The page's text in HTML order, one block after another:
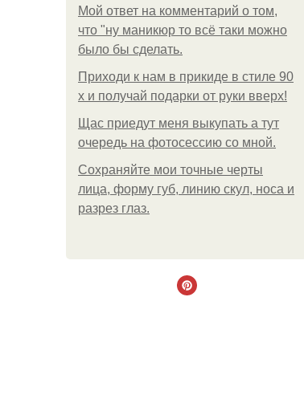
Мой ответ на комментарий о том,
что "ну маникюр то всё таки можно
было бы сделать.
Приходи к нам в прикиде в стиле 90
х и получай подарки от руки вверх!
Щас приедут меня выкупать а тут
очередь на фотосессию со мной.
Сохраняйте мои точные черты
лица, форму губ, линию скул, носа и
разрез глаз.